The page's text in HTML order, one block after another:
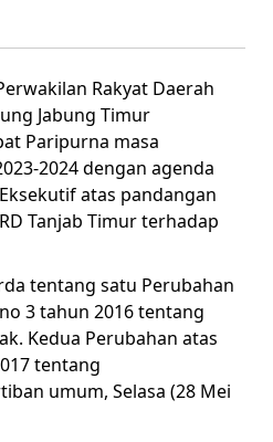
Rakyat Daerah
Jabung Timur
Paripurna masa
2024 dengan agenda
atas pandangan
Tanjab Timur terhadap
tentang satu Perubahan
3 tahun 2016 tentang
Kedua Perubahan atas
tentang
umum, Selasa (28 Mei